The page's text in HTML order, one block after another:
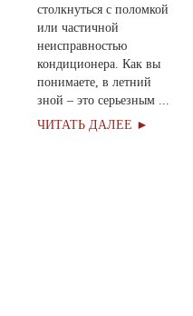
столкнуться с поломкой
или частичной
неисправностью
кондиционера. Как вы
понимаете, в летний
зной – это серьезным ...
ЧИТАТЬ ДАЛЕЕ ►